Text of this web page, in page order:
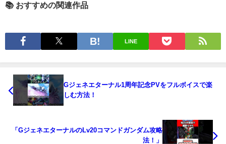
📚 おすすめの関連作品
LINE
Gジェネエターナル1周年記念PVをフルボイスで楽
しむ方法！
「GジェネエターナルのLv20コマンドガンダム攻略
法！」